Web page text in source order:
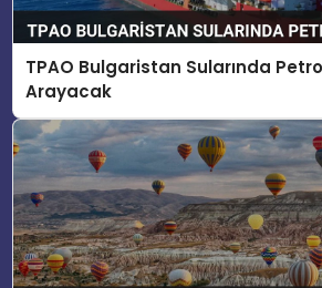
TPAO Bulgaristan Sularında
Arayacak